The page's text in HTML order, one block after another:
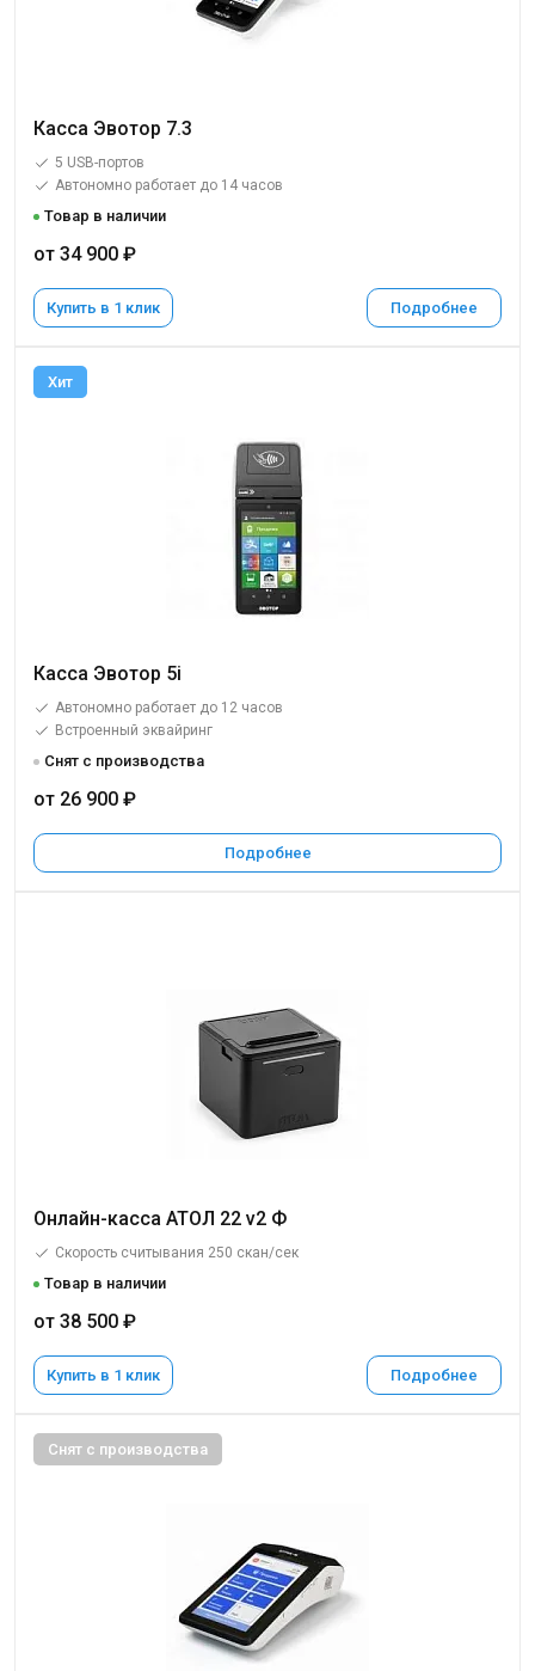
Касса Эвотор 7.3
5 USB-портов
Автономно работает до 14 часов
Товар в наличии
от 34 900 ₽
Купить в 1 клик Подробнее
Хит
Касса Эвотор 5i
Автономно работает до 12 часов
Встроенный эквайринг
Снят с производства
от 26 900 ₽
Подробнее
Онлайн-касса АТОЛ 22 v2 Ф
Скорость считывания 250 скан/сек
Товар в наличии
от 38 500 ₽
Купить в 1 клик Подробнее
Снят с производства